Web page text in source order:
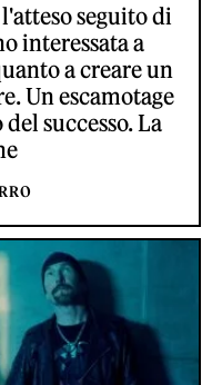
seguito di
interessata a
a creare un
Un escamotage
successo. La